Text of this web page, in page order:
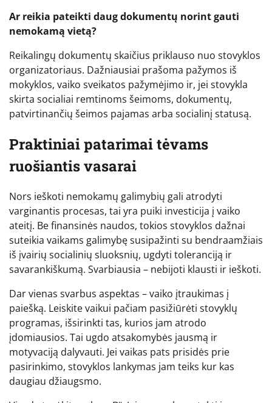
Ar reikia pateikti daug dokumentų norint gauti
nemokamą vietą?
Reikalingų dokumentų skaičius priklauso nuo stovyklos
organizatoriaus. Dažniausiai prašoma pažymos iš
mokyklos, vaiko sveikatos pažymėjimo ir, jei stovykla
skirta socialiai remtinoms šeimoms, dokumentų,
patvirtinančių šeimos pajamas arba socialinį statusą.
Praktiniai patarimai tėvams
ruošiantis vasarai
Nors ieškoti nemokamų galimybių gali atrodyti
varginantis procesas, tai yra puiki investicija į vaiko
ateitį. Be finansinės naudos, tokios stovyklos dažnai
suteikia vaikams galimybę susipažinti su bendraamžiais
iš įvairių socialinių sluoksnių, ugdyti toleranciją ir
savarankiškumą. Svarbiausia – nebijoti klausti ir ieškoti.
Dar vienas svarbus aspektas – vaiko įtraukimas į
paiešką. Leiskite vaikui pačiam pasižiūrėti stovyklų
programas, išsirinkti tas, kurios jam atrodo
įdomiausios. Tai ugdo atsakomybės jausmą ir
motyvaciją dalyvauti. Jei vaikas pats prisidės prie
pasirinkimo, stovyklos lankymas jam teiks kur kas
daugiau džiaugsmo.